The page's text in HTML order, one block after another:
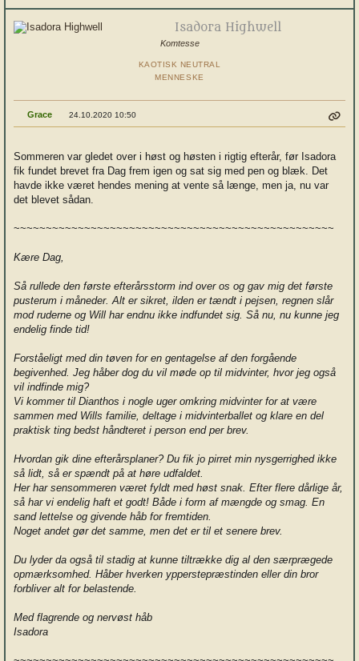
Isadora Highwell
Komtesse
KAOTISK NEUTRAL
MENNESKE
Grace 24.10.2020 10:50
Sommeren var gledet over i høst og høsten i rigtig efterår, før Isadora
fik fundet brevet fra Dag frem igen og sat sig med pen og blæk. Det
havde ikke været hendes mening at vente så længe, men ja, nu var
det blevet sådan.
~~~~~~~~~~~~~~~~~~~~~~~~~~~~~~~~~~~~~~~~~~~~~~~~~~
Kære Dag,
Så rullede den første efterårsstorm ind over os og gav mig det første
pusterum i måneder. Alt er sikret, ilden er tændt i pejsen, regnen slår
mod ruderne og Will har endnu ikke indfundet sig. Så nu, nu kunne jeg
endelig finde tid!
Forståeligt med din tøven for en gentagelse af den forgående
begivenhed. Jeg håber dog du vil møde op til midvinter, hvor jeg også
vil indfinde mig?
Vi kommer til Dianthos i nogle uger omkring midvinter for at være
sammen med Wills familie, deltage i midvinterballet og klare en del
praktisk ting bedst håndteret i person end per brev.
Hvordan gik dine efterårsplaner? Du fik jo pirret min nysgerrighed ikke
så lidt, så er spændt på at høre udfaldet.
Her har sensommeren været fyldt med høst snak. Efter flere dårlige år,
så har vi endelig haft et godt! Både i form af mængde og smag. En
sand lettelse og givende håb for fremtiden.
Noget andet gør det samme, men det er til et senere brev.
Du lyder da også til stadig at kunne tiltrække dig al den særprægede
opmærksomhed. Håber hverken ypperstepræstinden eller din bror
forbliver alt for belastende.
Med flagrende og nervøst håb
Isadora